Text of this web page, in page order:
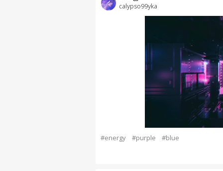
calypso99yka
#energy #purple #blue